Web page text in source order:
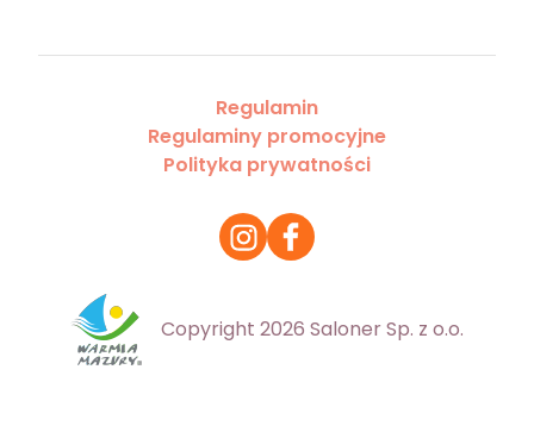
Regulamin
Regulaminy promocyjne
Polityka prywatności
Copyright 2026 Saloner Sp. z o.o.